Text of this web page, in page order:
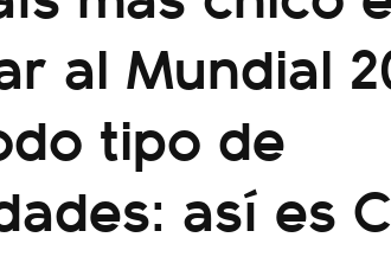
al Mundial
tipo de
así es